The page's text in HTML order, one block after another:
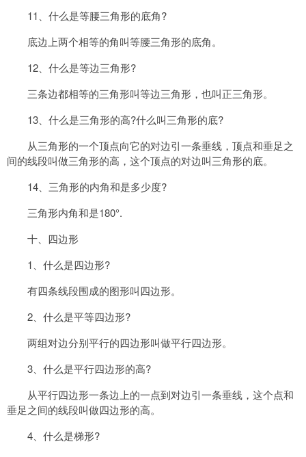
11、什么是等腰三角形的底角?
底边上两个相等的角叫等腰三角形的底角。
12、什么是等边三角形?
三条边都相等的三角形叫等边三角形，也叫正三角形。
13、什么是三角形的高?什么叫三角形的底?
从三角形的一个顶点向它的对边引一条垂线，顶点和垂足之
间的线段叫做三角形的高，这个顶点的对边叫三角形的底。
14、三角形的内角和是多少度?
三角形内角和是180°.
十、四边形
1、什么是四边形?
有四条线段围成的图形叫四边形。
2、什么是平等四边形?
两组对边分别平行的四边形叫做平行四边形。
3、什么是平行四边形的高?
从平行四边形一条边上的一点到对边引一条垂线，这个点和
垂足之间的线段叫做四边形的高。
4、什么是梯形?